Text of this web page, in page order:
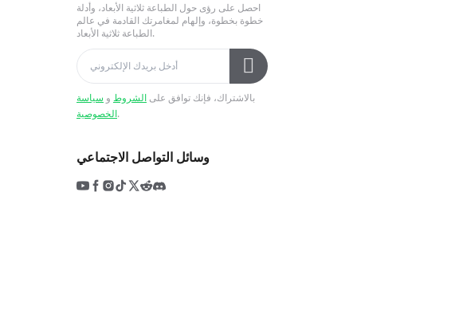
احصل على رؤى حول الطباعة ثلاثية الأبعاد، وأدلة
خطوة بخطوة، وإلهام لمغامرتك القادمة في عالم
الطباعة ثلاثية الأبعاد.
بالاشتراك، فإنك توافق على الشروط و سياسة
الخصوصية.
وسائل التواصل الاجتماعي